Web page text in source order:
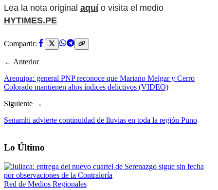
Lea la nota original aquío visita el medio
HYTIMES.PE
Compartir:
← Anterior
Arequipa: general PNP reconoce que Mariano Melgar y Cerro
Colorado mantienen altos índices delictivos (VIDEO)
Siguiente →
Senamhi advierte continuidad de lluvias en toda la región Puno
Lo Último
Red de Medios Regionales